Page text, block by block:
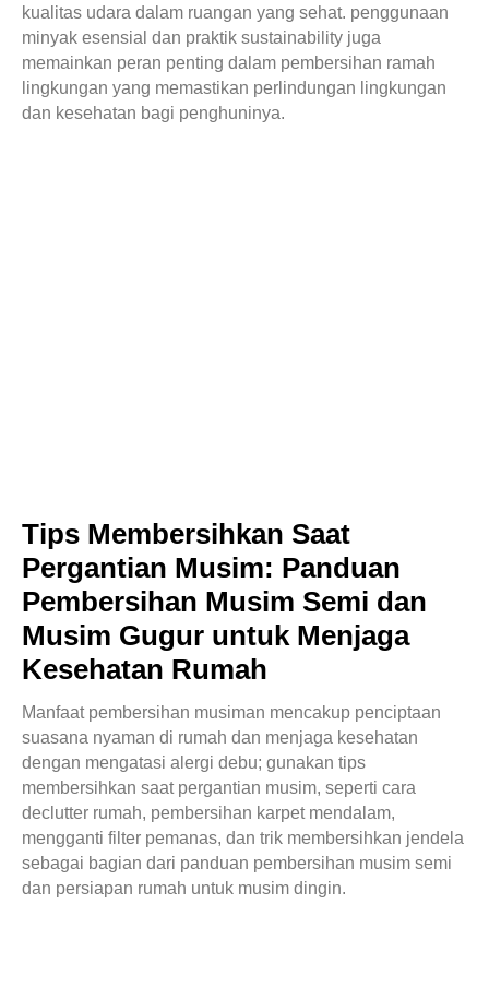
kualitas udara dalam ruangan yang sehat. penggunaan
minyak esensial dan praktik sustainability juga
memainkan peran penting dalam pembersihan ramah
lingkungan yang memastikan perlindungan lingkungan
dan kesehatan bagi penghuninya.
Tips Membersihkan Saat
Pergantian Musim: Panduan
Pembersihan Musim Semi dan
Musim Gugur untuk Menjaga
Kesehatan Rumah
Manfaat pembersihan musiman mencakup penciptaan
suasana nyaman di rumah dan menjaga kesehatan
dengan mengatasi alergi debu; gunakan tips
membersihkan saat pergantian musim, seperti cara
declutter rumah, pembersihan karpet mendalam,
mengganti filter pemanas, dan trik membersihkan jendela
sebagai bagian dari panduan pembersihan musim semi
dan persiapan rumah untuk musim dingin.